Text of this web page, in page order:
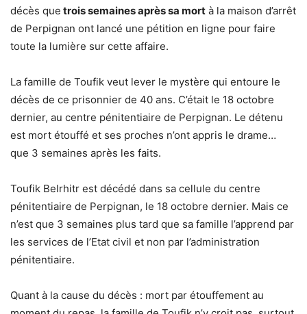
décès que trois semaines après sa mort à la maison d’arrêt
de Perpignan ont lancé une pétition en ligne pour faire
toute la lumière sur cette affaire.
La famille de Toufik veut lever le mystère qui entoure le
décès de ce prisonnier de 40 ans. C’était le 18 octobre
dernier, au centre pénitentiaire de Perpignan. Le détenu
est mort étouffé et ses proches n’ont appris le drame…
que 3 semaines après les faits.
Toufik Belrhitr est décédé dans sa cellule du centre
pénitentiaire de Perpignan, le 18 octobre dernier. Mais ce
n’est que 3 semaines plus tard que sa famille l’apprend par
les services de l’Etat civil et non par l’administration
pénitentiaire.
Quant à la cause du décès : mort par étouffement au